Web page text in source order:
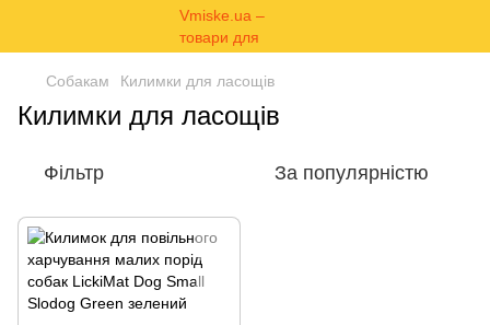
Собакам Килимки для ласощів
Килимки для ласощів
Фільтр За популярністю